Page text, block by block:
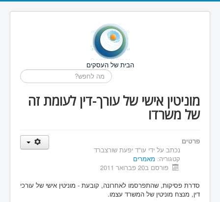
הבית של העסקים
חיפוש...
מוניטין אישי של עורך-דין לעומת זה
של משרדו
פרטים
נכתב על ידי עו"ד יפעת שורצברד
קטגוריה: מאמרים
פורסם ב20 פברואר 2011
סדרת פסיקות, שהתפרסמו לאחרונה, קובעת - מוניטין אישי של עורכי
דין, מנצח מוניטין של המשרד עצמו.